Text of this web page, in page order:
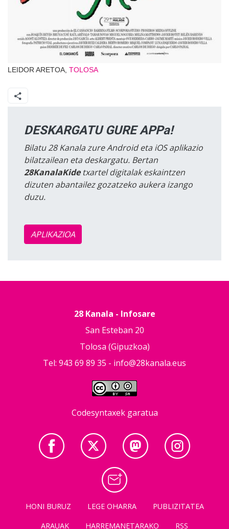
LEIDOR ARETOA, TOLOSA
DESKARGATU GURE APPa!
Bilatu 28 Kanala zure Android eta iOS aplikazio
bilatzailean eta deskargatu. Bertan
28KanalaKidetxartel digitalak eskaintzen
dizuten abantailez gozatzeko aukera izango
duzu.
APLIKAZIOA
28 Kanala - Infosare
San Esteban 20
Tolosa (Gipuzkoa)
Tel: 943 69 89 35 - info@28kanala.eus
Codesyntaxek garatua
HONI BURUZ LEGE OHARRA
PUBLIZITATEA
ARAUAK
HARREMANETARAKO RSS